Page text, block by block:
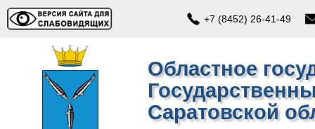
+7 (8452) 26-41-49
Областное
Саратовской